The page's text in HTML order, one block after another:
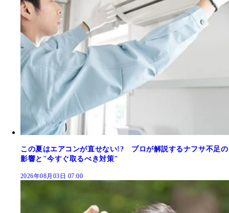
この夏はエアコンが直せない!? プロが解説するナフサ不足の
影響と"今すぐ取るべき対策"
2026年08月03日 07:00